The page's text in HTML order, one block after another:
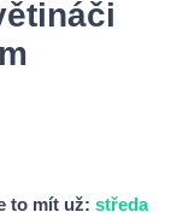
to mít už: středa